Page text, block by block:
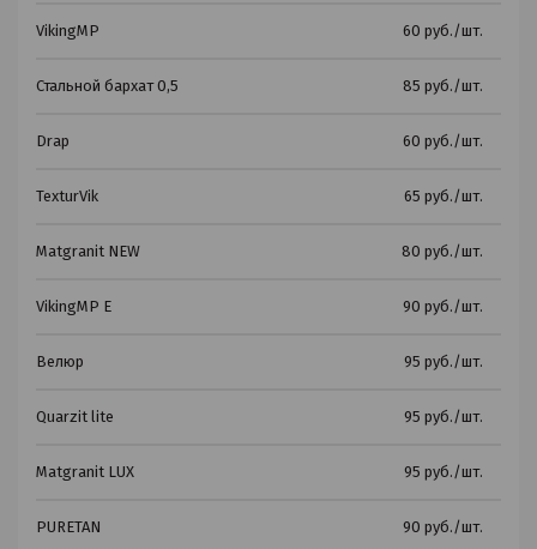
VikingMP 60 руб./шт.
Стальной бархат 0,5 85 руб./шт.
Drap 60 руб./шт.
TexturVik 65 руб./шт.
Matgranit NEW 80 руб./шт.
VikingMP E 90 руб./шт.
Велюр 95 руб./шт.
Quarzit lite 95 руб./шт.
Matgranit LUX 95 руб./шт.
PURETAN 90 руб./шт.